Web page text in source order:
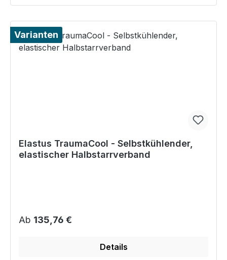
Varianten
Elastus TraumaCool - Selbstkühlender,
elastischer Halbstarrverband
Regulärer Preis:
Ab 135,76 €
Details